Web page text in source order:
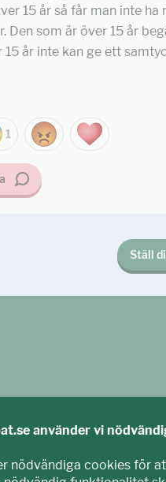
15 år så får man inte
Den som är över 15 år
15 år inte kan ge ett
1
Ställ
använder vi
nödvändiga cookies för